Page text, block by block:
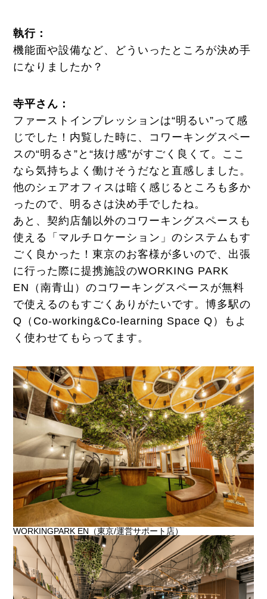
執行 ：
機能面や設備など、どういったところが決め手
になりましたか？
寺平さん：
ファーストインプレッションは“明るい”って感
じでした！内覧した時に、コワーキングスペー
スの“明るさ”と“抜け感”がすごく良くて。ここ
なら気持ちよく働けそうだなと直感しました。
他のシェアオフィスは暗く感じるところも多か
ったので、明るさは決め手でしたね。
あと、契約店舗以外のコワーキングスペースも
使える「マルチロケーション」のシステムもす
ごく良かった！東京のお客様が多いので、出張
に行った際に提携施設のWORKING PARK
EN（南青山）のコワーキングスペースが無料
で使えるのもすごくありがたいです。博多駅の
Q（Co-working&Co-learning Space Q）もよ
く使わせてもらってます。
WORKINGPARK EN（東京/運営サポート店）